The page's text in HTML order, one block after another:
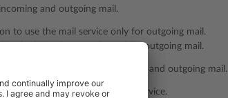
and outgoing mail.
to use the mail service only for outgoing mail.
the limitations configured for outgoing mail.
mail service both for incoming and outgoing mail.
and remove any existing mail service.